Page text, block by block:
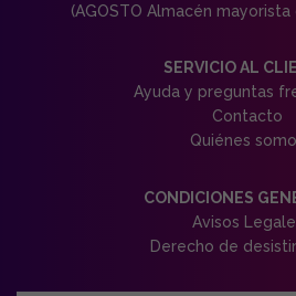
(AGOSTO Almacén
SERVICIO AL
Ayuda y preguntas
Contacto
Quiénes
CONDICIONES
Avisos
Derecho de